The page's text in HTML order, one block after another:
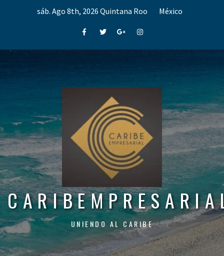
sáb. Ago 8th, 2026 Quintana Roo México
FacebookTwitterGoogle+Instagram
UNIENDO AL CARIBE